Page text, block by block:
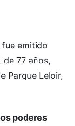
fue emitido
de 77 años,
Parque Leloir,
poderes